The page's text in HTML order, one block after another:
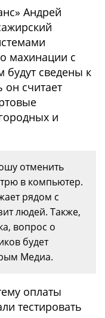
Андрей
махинации с
сведены к
считает
и
отменить
в компьютер.
рядом с
людей. Также,
вопрос о
будет
Медиа.
оплаты
тестировать